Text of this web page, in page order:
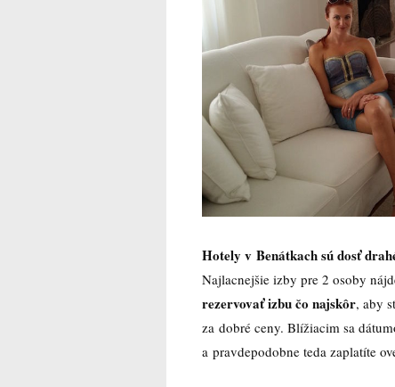
Hotely v Benátkach sú dosť
Najlacnejšie izby pre 2 osoby
rezervovať izbu čo najskôr, aby
za dobré ceny. Blížiacim sa
a pravdepodobne teda zaplatíte